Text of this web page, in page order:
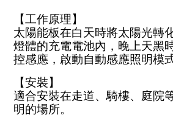
【工作原理】
太陽能板在白天時將太陽光轉
燈體的充電電池內，晚上天黑
控感應，啟動自動感應照明模式
【安裝】
適合安裝在走道、騎樓、庭院
明的場所。